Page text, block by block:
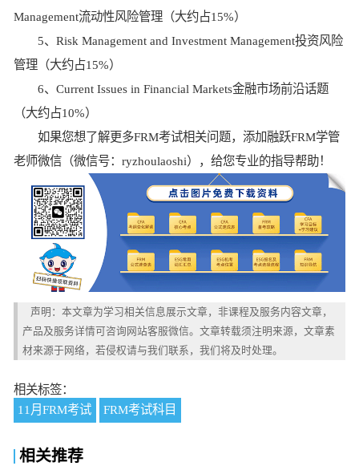
Management流动性风险管理（大约占15%）
5、Risk Management and Investment Management投资风险
管理（大约占15%）
6、Current Issues in Financial Markets金融市场前沿话题
（大约占10%）
如果您想了解更多FRM考试相关问题，添加融跃FRM学管
老师微信（微信号：ryzhoulaoshi），给您专业的指导帮助！
声明：本文章为学习相关信息展示文章，非课程及服务内容文章，
产品及服务详情可咨询网站客服微信。文章转载须注明来源，文章素
材来源于网络，若侵权请与我们联系，我们将及时处理。
相关标签：
11月FRM考试
FRM考试科目
相关推荐